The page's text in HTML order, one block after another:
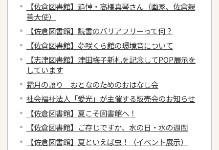
【佐倉図書館】追悼・高橋真琴さん（画家、佐倉親
善大使）
【佐倉図書館】読書のバリアフリーって何？
【佐倉図書館】夢咲くら館の環境音について
【志津図書館】津田梅子新札を記念してPOP展示を
しています
霜月の語り おとなのためのおはなし会
社会福祉法人「愛光」が主催する販売会のお知らせ
【佐倉図書館】夏こそ図書館へ！
【佐倉図書館】ご存じですか、水の日・水の週間
【佐倉図書館】夏といえば虫！（イベント展示）